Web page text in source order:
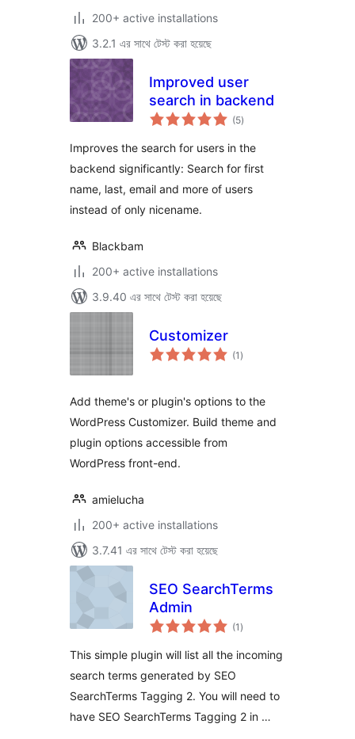
200+ active installations
3.2.1 এর সাথে টেস্ট করা হয়েছে
Improved user
search in backend
(5total
ratings
)
Improves the search for users in the
backend significantly: Search for first
name, last, email and more of users
instead of only nicename.
Blackbam
200+ active installations
3.9.40 এর সাথে টেস্ট করা হয়েছে
Customizer
(1 total
ratings
)
Add theme's or plugin's options to the
WordPress Customizer. Build theme and
plugin options accessible from
WordPress front-end.
amielucha
200+ active installations
3.7.41 এর সাথে টেস্ট করা হয়েছে
SEO SearchTerms
Admin
(1 total
ratings
)
This simple plugin will list all the incoming
search terms generated by SEO
SearchTerms Tagging 2. You will need to
have SEO SearchTerms Tagging 2 in …